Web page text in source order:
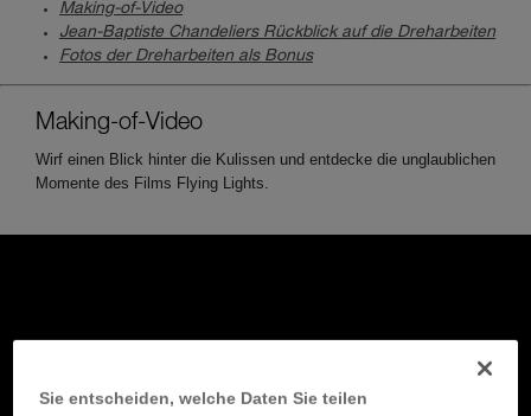
Making-of-Video
Jean-Baptiste Chandeliers Rückblick auf die Dreharbeiten
Fotos der Dreharbeiten als Bonus
Making-of-Video
Wirf einen Blick hinter die Kulissen und entdecke die unglaublichen
Momente des Films Flying Lights.
Sie entscheiden, welche Daten Sie teilen